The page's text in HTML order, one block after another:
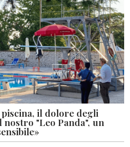
il dolore degli
"Leo Panda", un